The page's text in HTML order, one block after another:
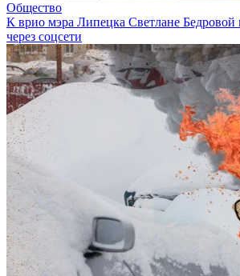
Общество
К врио мэра Липецка Светлане Бедровой
через соцсети